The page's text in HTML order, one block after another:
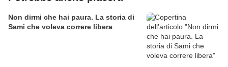
Non dirmi che hai paura. La storia di
Sami che voleva correre libera